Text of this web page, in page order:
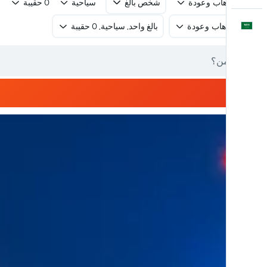
العَرَبِيَّة
رحلة ذهاب وعودة شخص بالغ سياحية 0 حقيبة
رحلة ذهاب وعودة بالغ واحد, سياحية, 0 حقيبة